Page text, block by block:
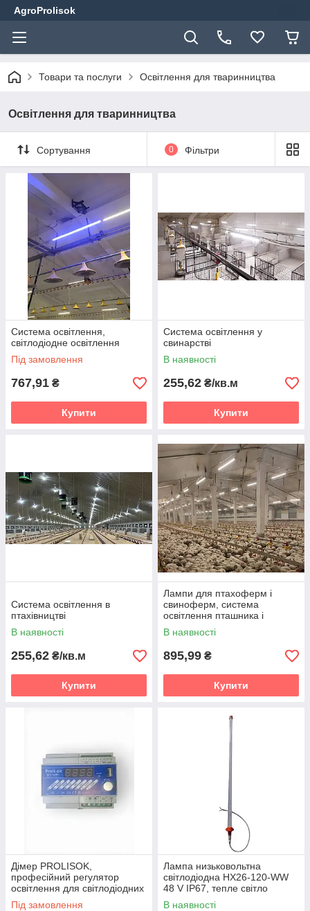
AgroProlisok
Товари та послуги Освітлення для тваринництва
Освітлення для тваринництва
Сортування 0 Фільтри
Система освітлення,
світлодіодне освітлення
Під замовлення
767,91 ₴
Купити
Система освітлення у
свинарстві
В наявності
255,62 ₴/кв.м
Купити
Система освітлення в
птахівництві
В наявності
255,62 ₴/кв.м
Купити
Лампи для птахоферм і
свиноферм, система
освітлення пташника і
свинарника, світлодіодне
освітлення
В наявності
895,99 ₴
Купити
Дімер PROLISOK,
професійний регулятор
освітлення для світлодіодних
і лампових систем
Під замовлення
Лампа низьковольтна
світлодіодна HX26-120-WW
48 V IP67, тепле світло
В наявності